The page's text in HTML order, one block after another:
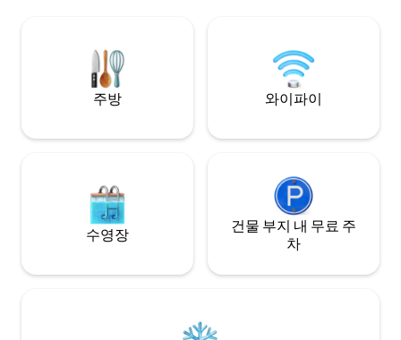
용합니다.
주방 와이파이
수영장
건물 부지 내 무료 주
차